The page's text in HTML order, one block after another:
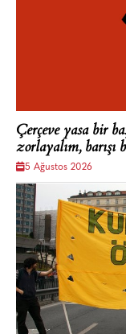
Çerçeve yasa bir
zorlayalım,
5 Ağustos 2026